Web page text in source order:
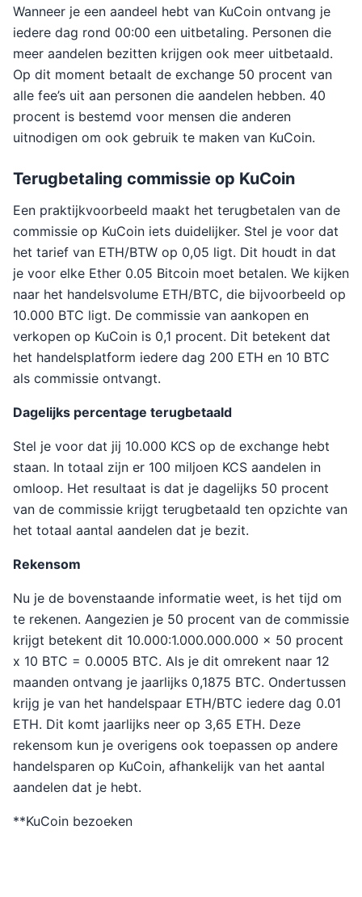
Wanneer je een aandeel hebt van KuCoin ontvang je
iedere dag rond 00:00 een uitbetaling. Personen die
meer aandelen bezitten krijgen ook meer uitbetaald.
Op dit moment betaalt de exchange 50 procent van
alle fee’s uit aan personen die aandelen hebben. 40
procent is bestemd voor mensen die anderen
uitnodigen om ook gebruik te maken van KuCoin.
Terugbetaling commissie op KuCoin
Een praktijkvoorbeeld maakt het terugbetalen van de
commissie op KuCoin iets duidelijker. Stel je voor dat
het tarief van ETH/BTW op 0,05 ligt. Dit houdt in dat
je voor elke Ether 0.05 Bitcoin moet betalen. We kijken
naar het handelsvolume ETH/BTC, die bijvoorbeeld op
10.000 BTC ligt. De commissie van aankopen en
verkopen op KuCoin is 0,1 procent. Dit betekent dat
het handelsplatform iedere dag 200 ETH en 10 BTC
als commissie ontvangt.
Dagelijks percentage terugbetaald
Stel je voor dat jij 10.000 KCS op de exchange hebt
staan. In totaal zijn er 100 miljoen KCS aandelen in
omloop. Het resultaat is dat je dagelijks 50 procent
van de commissie krijgt terugbetaald ten opzichte van
het totaal aantal aandelen dat je bezit.
Rekensom
Nu je de bovenstaande informatie weet, is het tijd om
te rekenen. Aangezien je 50 procent van de commissie
krijgt betekent dit 10.000:1.000.000.000 x 50 procent
x 10 BTC = 0.0005 BTC. Als je dit omrekent naar 12
maanden ontvang je jaarlijks 0,1875 BTC. Ondertussen
krijg je van het handelspaar ETH/BTC iedere dag 0.01
ETH. Dit komt jaarlijks neer op 3,65 ETH. Deze
rekensom kun je overigens ook toepassen op andere
handelsparen op KuCoin, afhankelijk van het aantal
aandelen dat je hebt.
**KuCoin bezoeken